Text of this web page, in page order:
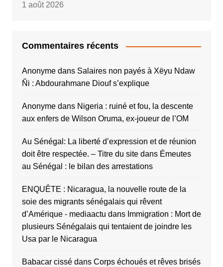
1 août 2026
Commentaires récents
Anonymedans Salaires non payés à Xëyu Ndaw
Ñi : Abdourahmane Diouf s’explique
Anonymedans Nigeria : ruiné et fou, la descente
aux enfers de Wilson Oruma, ex-joueur de l’OM
Au Sénégal: La liberté d’expression et de réunion
doit être respectée. – Titre du sitedans Émeutes
au Sénégal : le bilan des arrestations
ENQUÊTE : Nicaragua, la nouvelle route de la
soie des migrants sénégalais qui rêvent
d’Amérique - mediaactu dans Immigration : Mort de
plusieurs Sénégalais qui tentaient de joindre les
Usa par le Nicaragua
Babacar cissédans Corps échoués et rêves brisés